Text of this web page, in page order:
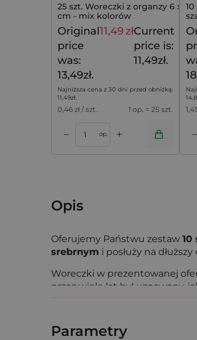
25 szt. Woreczki z organzy 6 x 8
cm - mix kolorów
13,49
Original
price
was:
13,49zł.
11,49złCurrent
price is:
11,49zł.
Najniższa cena z 30 dni przed obniżką:
11,49zł.
0,46 zł / szt. 1 op. = 25 szt.
– op. + –
Dodaj do koszyka
Opis
Oferujemy Państwu zestaw 10
srebrnym i posłuży na
Woreczki w prezentowanej
przez wiele lat był uznawany,
zabezpieczenie dla
Parametry